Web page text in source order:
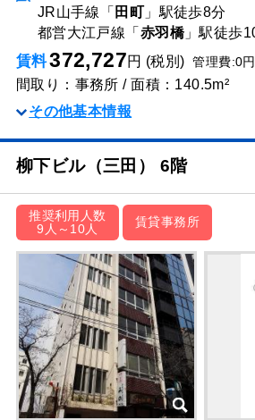
JR山手線「 田町 」駅徒歩8分
都営大江戸線「 赤羽橋」駅徒歩
賃料372,727円 (税別)管理費:0
間取り：事務所 / 面積：140.5m²
その他基本情報
柳下ビル（三田） 6階
推奨利用人数
9人～10人
賃貸事務所